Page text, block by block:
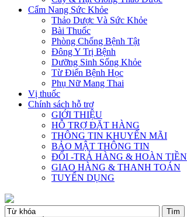
Cẩm Nang Sức Khỏe
Thảo Dược Và Sức Khỏe
Bài Thuốc
Phòng Chống Bệnh Tật
Đông Y Trị Bệnh
Dưỡng Sinh Sống Khỏe
Từ Điển Bệnh Học
Phụ Nữ Mang Thai
Vị thuốc
Chính sách hỗ trợ
GIỚI THIỆU
HỖ TRỢ ĐẶT HÀNG
THÔNG TIN KHUYẾN MÃI
BẢO MẬT THÔNG TIN
ĐỔI -TRẢ HÀNG & HOÀN TIỀN
GIAO HÀNG & THANH TOÁN
TUYỂN DỤNG